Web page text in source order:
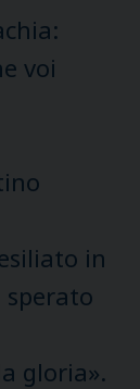
voi
in
gloria».